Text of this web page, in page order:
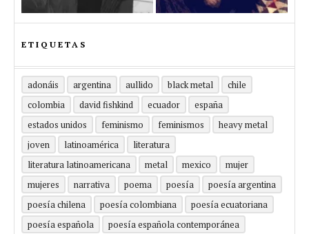
ETIQUETAS
adonáis argentina aullido black metal
chile
colombia
david fishkind ecuador
españa
estados unidos
feminismo feminismos
heavy metal
joven
latinoamérica
literatura
literatura latinoamericana
metal mexico
mujer
mujeres
narrativa poema poesía
poesía argentina
poesía chilena
poesía colombiana
poesía ecuatoriana
poesía española
poesía española contemporánea